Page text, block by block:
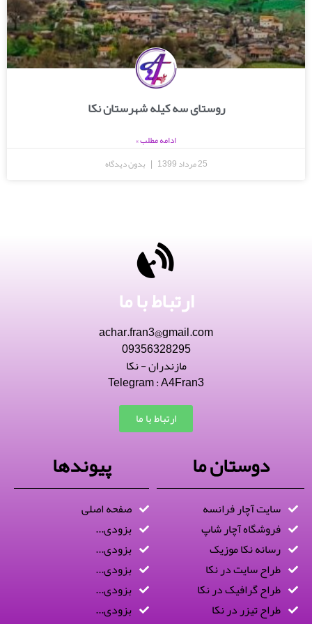
روستای سه کیله شهرستان نکا
ادامه مطلب »
25 مرداد 1399
بدون دیدگاه
ارتباط با ما
achar.fran3@gmail.com
09356328295
مازندران - نکا
Telegram : A4Fran3
ارتباط با ما
دوستان ما
سایت آچار فرانسه
فروشگاه آچار شاپ
رسانه نکا موزیک
طراح سایت در نکا
طراح گرافیک در نکا
طراح تیزر در نکا
پیوندها
صفحه اصلی
بزودی...
بزودی...
بزودی...
بزودی...
بزودی...